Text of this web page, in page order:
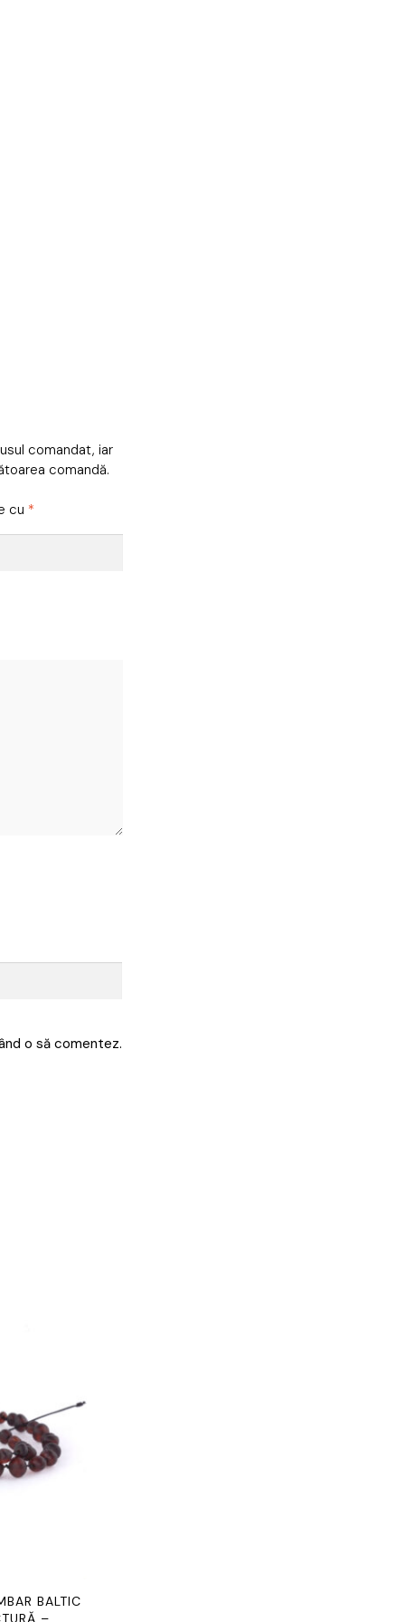
comandat, iar
comandă.
cu *
o să comentez.
BALTIC
–